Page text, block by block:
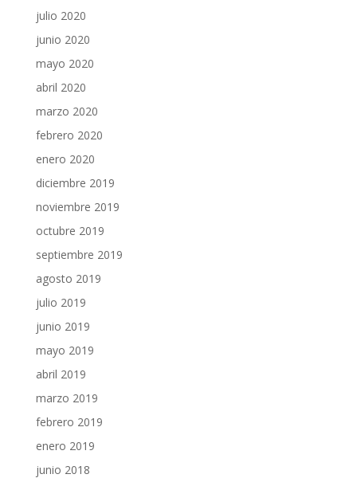
julio 2020
junio 2020
mayo 2020
abril 2020
marzo 2020
febrero 2020
enero 2020
diciembre 2019
noviembre 2019
octubre 2019
septiembre 2019
agosto 2019
julio 2019
junio 2019
mayo 2019
abril 2019
marzo 2019
febrero 2019
enero 2019
junio 2018